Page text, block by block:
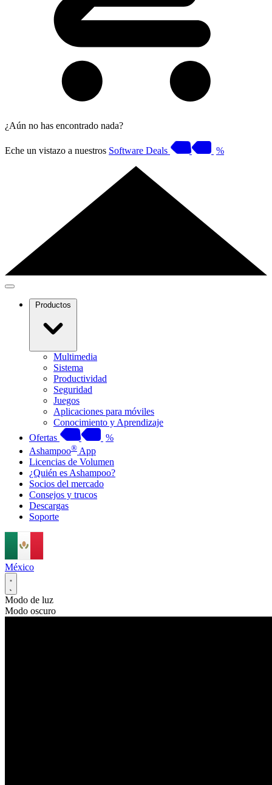
¿Aún no has encontrado nada?
Eche un vistazo a nuestros Software Deals %
Productos
Multimedia
Sistema
Productividad
Seguridad
Juegos
Aplicaciones para móviles
Conocimiento y Aprendizaje
Ofertas
%
Ashampoo® App
Licencias de Volumen
¿Quién es Ashampoo?
Socios del mercado
Consejos y trucos
Descargas
Soporte
México
Modo de luz
Modo oscuro